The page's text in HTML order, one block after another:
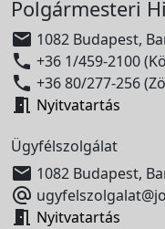
Polgármesteri
 1082 Budapest,
 +36 1/459-2100
 +36 80/277-256
 Nyitvatartás
Ügyfélszolgálat
 1082 Budapest,

 Nyitvatartás